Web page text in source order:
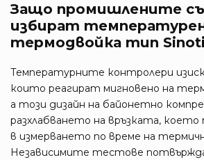
Защо промишлените
избират
термодвойка тип
Температурните контролери
които реагират мигновено на
а този дизайн на байонетно
разхлабването на връзката, което
в измерването по време на
Независимите тестове